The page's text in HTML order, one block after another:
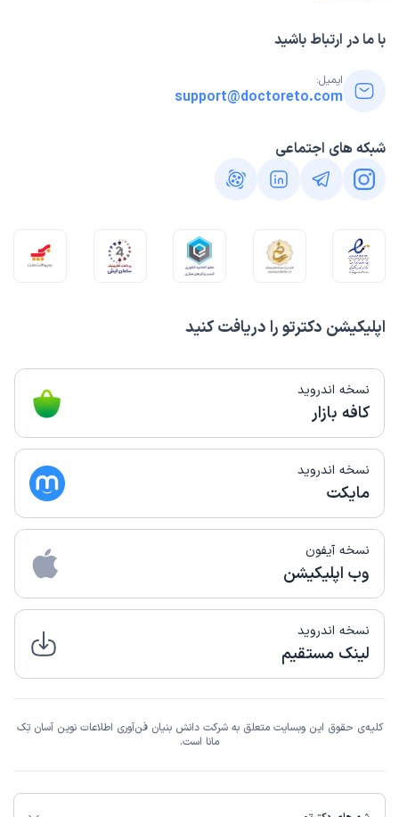
اپلیکیشن دکترتو را دریافت کنید
نسخه اندروید
کافه بازار
نسخه اندروید
مایکت
نسخه آیفون
وب اپلیکیشن
نسخه اندروید
لینک مستقیم
با ما در ارتباط باشید
ایمیل:
support@doctoreto.com
شبکه های اجتماعی
کلیه‌ی حقوق این وبسایت متعلق به شرکت دانش بنیان فن‌آوری اطلاعات نوین آسان تِک
مانا است.